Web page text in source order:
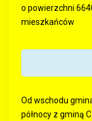
o powierzchni
mieszkańców
Od wschodu
północy z gminą